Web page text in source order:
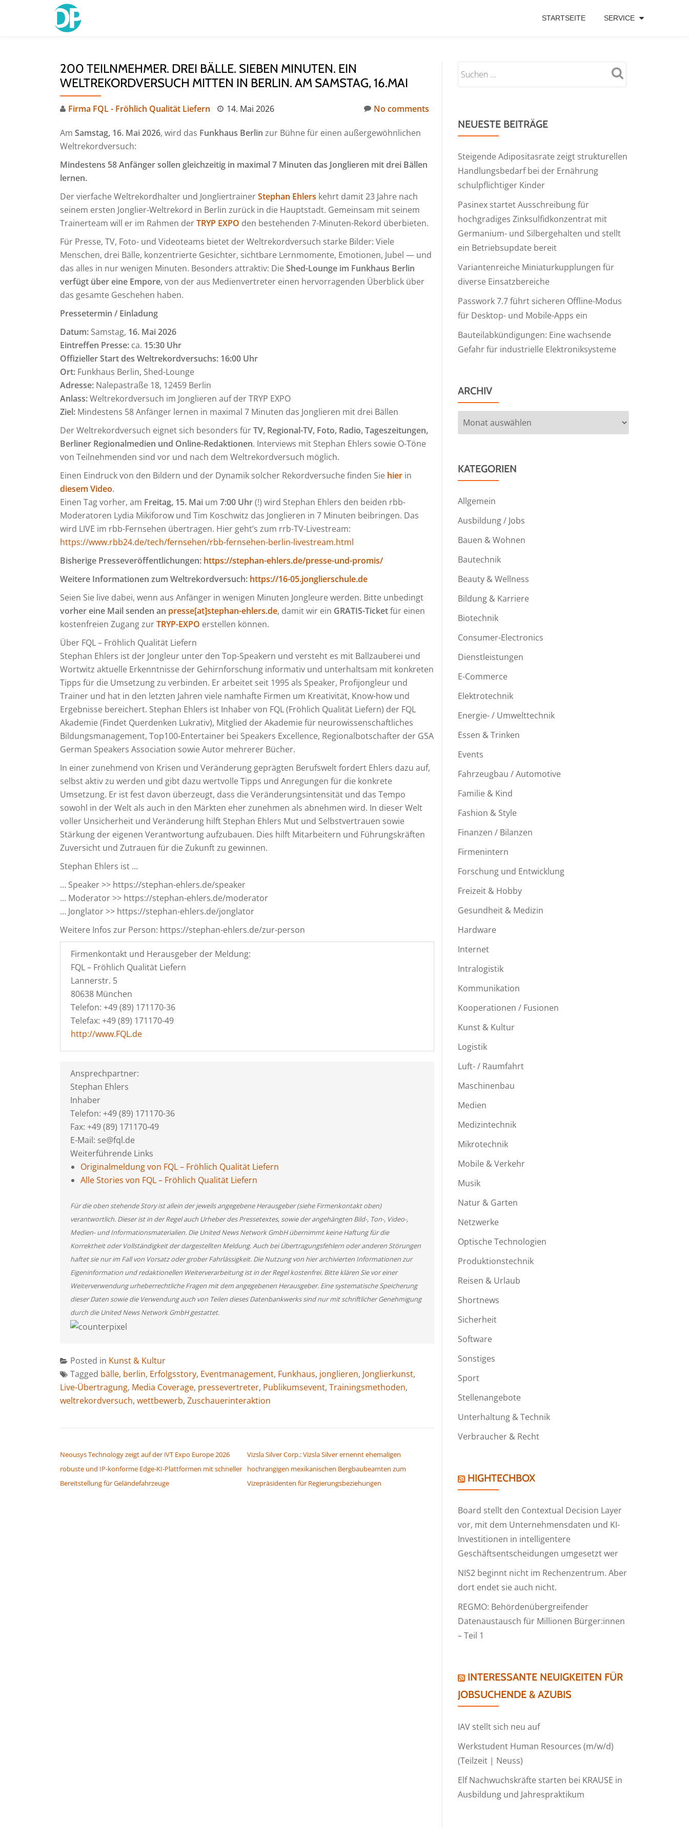
STARTSEITE SERVICE
200 TEILNMEHMER. DREI BÄLLE. SIEBEN MINUTEN. EIN
WELTREKORDVERSUCH MITTEN IN BERLIN. AM SAMSTAG, 16.MAI
Firma FQL - Fröhlich Qualität Liefern 14. Mai 2026 No comments
Am Samstag, 16. Mai 2026, wird das Funkhaus Berlin zur Bühne für einen außergewöhnlichen
Weltrekordversuch:
Mindestens 58 Anfänger sollen gleichzeitig in maximal 7 Minuten das Jonglieren mit drei Bällen
lernen.
Der vierfache Weltrekordhalter und JongliertrainerStephan Ehlers kehrt damit 23 Jahre nach
seinem ersten Jonglier-Weltrekord in Berlin zurück in die Hauptstadt. Gemeinsam mit seinem
Trainerteam will er im Rahmen derTRYP EXPO den bestehenden 7-Minuten-Rekord überbieten.
Für Presse, TV, Foto- und Videoteams bietet der Weltrekordversuch starke Bilder: Viele
Menschen, drei Bälle, konzentrierte Gesichter, sichtbare Lernmomente, Emotionen, Jubel — und
das alles in nur wenigen Minuten. Besonders attraktiv: DieShed-Lounge im Funkhaus Berlin
verfügt über eine Empore, von der aus Medienvertreter einen hervorragenden Überblick über
das gesamte Geschehen haben.
Pressetermin / Einladung
Datum: Samstag, 16. Mai 2026
Eintreffen Presse: ca. 15:30 Uhr
Offizieller Start des Weltrekordversuchs: 16:00 Uhr
Ort: Funkhaus Berlin, Shed-Lounge
Adresse: Nalepastraße 18, 12459 Berlin
Anlass:Weltrekordversuch im Jonglieren auf der TRYP EXPO
Ziel: Mindestens 58 Anfänger lernen in maximal 7 Minuten das Jonglieren mit drei Bällen
Der Weltrekordversuch eignet sich besonders fürTV, Regional-TV, Foto, Radio, Tageszeitungen,
Berliner Regionalmedien und Online-Redaktionen. Interviews mit Stephan Ehlers sowie O-Töne
von Teilnehmenden sind vor und nach dem Weltrekordversuch möglich.
Einen Eindruck von den Bildern und der Dynamik solcher Rekordversuche finden Sie hier in
diesem Video.
Einen Tag vorher, am Freitag, 15. Mai um 7:00 Uhr(!) wird Stephan Ehlers den beiden rbb-
Moderatoren Lydia Mikiforow und Tim Koschwitz das Jonglieren in 7 Minuten beibringen. Das
wird LIVE im rbb-Fernsehen übertragen. Hier geht’s zum rrb-TV-Livestream:
https://www.rbb24.de/tech/fernsehen/rbb-fernsehen-berlin-livestream.html
Bisherige Presseveröffentlichungen: https://stephan-ehlers.de/presse-und-promis/
Weitere Informationen zum Weltrekordversuch: https://16-05.jonglierschule.de
Seien Sie live dabei, wenn aus Anfänger in wenigen Minuten Jongleure werden. Bitte unbedingt
vorher eine Mail senden an presse[at]stephan-ehlers.de, damit wir ein GRATIS-Ticketfür einen
kostenfreien Zugang zurTRYP-EXPO erstellen können.
Über FQL – Fröhlich Qualität Liefern
Stephan Ehlers ist der Jongleur unter den Top-Speakern und versteht es mit Ballzauberei und
Wortwitz aktuelle Erkenntnisse der Gehirnforschung informativ und unterhaltsam mit konkreten
Tipps für die Umsetzung zu verbinden. Er arbeitet seit 1995 als Speaker, Profijongleur und
Trainer und hat in den letzten Jahren viele namhafte Firmen um Kreativität, Know-how und
Ergebnisse bereichert. Stephan Ehlers ist Inhaber von FQL (Fröhlich Qualität Liefern) der FQL
Akademie (Findet Querdenken Lukrativ), Mitglied der Akademie für neurowissenschaftliches
Bildungsmanagement, Top100-Entertainer bei Speakers Excellence, Regionalbotschafter der GSA
German Speakers Association sowie Autor mehrerer Bücher.
In einer zunehmend von Krisen und Veränderung geprägten Berufswelt fordert Ehlers dazu auf,
selbst aktiv zu werden und gibt dazu wertvolle Tipps und Anregungen für die konkrete
Umsetzung. Er ist fest davon überzeugt, dass die Veränderungsintensität und das Tempo
sowohl in der Welt als auch in den Märkten eher zunehmen als abnehmen wird. In dieser Welt
voller Unsicherheit und Veränderung hilft Stephan Ehlers Mut und Selbstvertrauen sowie
Stärkung der eigenen Verantwortung aufzubauen. Dies hilft Mitarbeitern und Führungskräften
Zuversicht und Zutrauen für die Zukunft zu gewinnen.
Stephan Ehlers ist …
… Speaker >> https://stephan-ehlers.de/speaker
… Moderator >> https://stephan-ehlers.de/moderator
… Jonglator >> https://stephan-ehlers.de/jonglator
Weitere Infos zur Person: https://stephan-ehlers.de/zur-person
Firmenkontakt und Herausgeber der Meldung:
FQL – Fröhlich Qualität Liefern
Lannerstr. 5
80638 München
Telefon: +49 (89) 171170-36
Telefax: +49 (89) 171170-49
http://www.FQL.de
Ansprechpartner:
Stephan Ehlers
Inhaber
Telefon: +49 (89) 171170-36
Fax: +49 (89) 171170-49
E-Mail: se@fql.de
Weiterführende Links
Originalmeldung von FQL – Fröhlich Qualität Liefern
Alle Stories von FQL – Fröhlich Qualität Liefern
Für die oben stehende Story ist allein der jeweils angegebene Herausgeber (siehe Firmenkontakt oben)
verantwortlich. Dieser ist in der Regel auch Urheber des Pressetextes, sowie der angehängten Bild-, Ton-, Video-,
Medien- und Informationsmaterialien. Die United News Network GmbH übernimmt keine Haftung für die
Korrektheit oder Vollständigkeit der dargestellten Meldung. Auch bei Übertragungsfehlern oder anderen Störungen
haftet sie nur im Fall von Vorsatz oder grober Fahrlässigkeit. Die Nutzung von hier archivierten Informationen zur
Eigeninformation und redaktionellen Weiterverarbeitung ist in der Regel kostenfrei. Bitte klären Sie vor einer
Weiterverwendung urheberrechtliche Fragen mit dem angegebenen Herausgeber. Eine systematische Speicherung
dieser Daten sowie die Verwendung auch von Teilen dieses Datenbankwerks sind nur mit schriftlicher Genehmigung
durch die United News Network GmbH gestattet.
Posted in Kunst & Kultur
Tagged bälle, berlin, Erfolgsstory, Eventmanagement, Funkhaus, jonglieren, Jonglierkunst,
Live-Übertragung, Media Coverage, pressevertreter, Publikumsevent, Trainingsmethoden,
weltrekordversuch, wettbewerb, Zuschauerinteraktion
Neousys Technology zeigt auf der iVT Expo Europe 2026
robuste und IP-konforme Edge-KI-Plattformen mit schneller
Bereitstellung für Geländefahrzeuge
Vizsla Silver Corp.: Vizsla Silver ernennt ehemaligen
hochrangigen mexikanischen Bergbaubeamten zum
Vizepräsidenten für Regierungsbeziehungen
NEUESTE BEITRÄGE
Steigende Adipositasrate zeigt strukturellen
Handlungsbedarf bei der Ernährung
schulpflichtiger Kinder
Pasinex startet Ausschreibung für
hochgradiges Zinksulfidkonzentrat mit
Germanium- und Silbergehalten und stellt
ein Betriebsupdate bereit
Variantenreiche Miniaturkupplungen für
diverse Einsatzbereiche
Passwork 7.7 führt sicheren Offline-Modus
für Desktop- und Mobile-Apps ein
Bauteilabkündigungen: Eine wachsende
Gefahr für industrielle Elektroniksysteme
ARCHIV
Archiv
KATEGORIEN
Allgemein
Ausbildung / Jobs
Bauen & Wohnen
Bautechnik
Beauty & Wellness
Bildung & Karriere
Biotechnik
Consumer-Electronics
Dienstleistungen
E-Commerce
Elektrotechnik
Energie- / Umwelttechnik
Essen & Trinken
Events
Fahrzeugbau / Automotive
Familie & Kind
Fashion & Style
Finanzen / Bilanzen
Firmenintern
Forschung und Entwicklung
Freizeit & Hobby
Gesundheit & Medizin
Hardware
Internet
Intralogistik
Kommunikation
Kooperationen / Fusionen
Kunst & Kultur
Logistik
Luft- / Raumfahrt
Maschinenbau
Medien
Medizintechnik
Mikrotechnik
Mobile & Verkehr
Musik
Natur & Garten
Netzwerke
Optische Technologien
Produktionstechnik
Reisen & Urlaub
Shortnews
Sicherheit
Software
Sonstiges
Sport
Stellenangebote
Unterhaltung & Technik
Verbraucher & Recht
HIGHTECHBOX
Board stellt den Contextual Decision Layer
vor, mit dem Unternehmensdaten und KI-
Investitionen in intelligentere
Geschäftsentscheidungen umgesetzt wer
NIS2 beginnt nicht im Rechenzentrum. Aber
dort endet sie auch nicht.
REGMO: Behördenübergreifender
Datenaustausch für Millionen Bürger:innen
– Teil 1
INTERESSANTE NEUIGKEITEN FÜR
JOBSUCHENDE & AZUBIS
IAV stellt sich neu auf
Werkstudent Human Resources (m/w/d)
(Teilzeit | Neuss)
Elf Nachwuchskräfte starten bei KRAUSE in
Ausbildung und Jahrespraktikum